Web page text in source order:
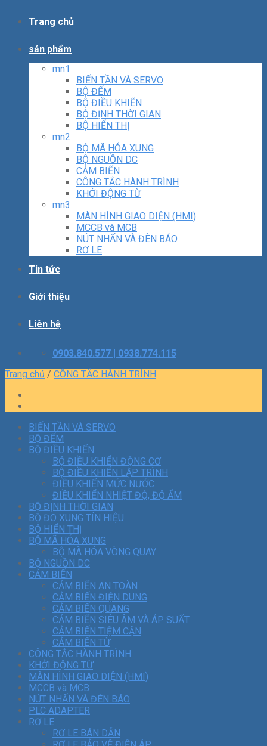
Trang chủ
sản phẩm
mn1
BIẾN TẦN VÀ SERVO
BỘ ĐẾM
BỘ ĐIỀU KHIỂN
BỘ ĐỊNH THỜI GIAN
BỘ HIỂN THỊ
mn2
BỘ MÃ HÓA XUNG
BỘ NGUỒN DC
CẢM BIẾN
CÔNG TẮC HÀNH TRÌNH
KHỞI ĐỘNG TỪ
mn3
MÀN HÌNH GIAO DIỆN (HMI)
MCCB và MCB
NÚT NHẤN VÀ ĐÈN BÁO
RƠ LE
Tin tức
Giới thiệu
Liên hệ
0903.840.577 | 0938.774.115
Trang chủ / CÔNG TẮC HÀNH TRÌNH
BIẾN TẦN VÀ SERVO
BỘ ĐẾM
BỘ ĐIỀU KHIỂN
BỘ ĐIỀU KHIỂN ĐỘNG CƠ
BỘ ĐIỀU KHIỂN LẬP TRÌNH
ĐIỀU KHIỂN MỨC NƯỚC
ĐIỀU KHIỂN NHIỆT ĐỘ, ĐỘ ẨM
BỘ ĐỊNH THỜI GIAN
BỘ ĐO XUNG TÍN HIỆU
BỘ HIỂN THỊ
BỘ MÃ HÓA XUNG
BỘ MÃ HÓA VÒNG QUAY
BỘ NGUỒN DC
CẢM BIẾN
CẢM BIẾN AN TOÀN
CẢM BIẾN ĐIỆN DUNG
CẢM BIẾN QUANG
CẢM BIẾN SIÊU ÂM VÀ ÁP SUẤT
CẢM BIẾN TIỆM CẬN
CẢM BIẾN TỪ
CÔNG TẮC HÀNH TRÌNH
KHỞI ĐỘNG TỪ
MÀN HÌNH GIAO DIỆN (HMI)
MCCB và MCB
NÚT NHẤN VÀ ĐÈN BÁO
PLC ADAPTER
RƠ LE
RƠ LE BÁN DẪN